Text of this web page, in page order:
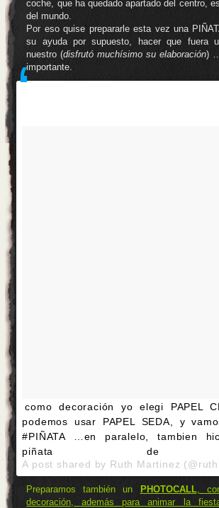
coche, que ha quedado apartado del centro,
del mundo.
Por eso quise prepararle esta vez una
su ayuda por supuesto, hacer que fuera
nuestro (disfrutó muchísimo su elaboración)
importante.
como decoración yo elegi PAPEL
podemos usar PAPEL SEDA, y
#PIÑATA …en paralelo, tambien
piñata de
A post shared by Ruth Martinez
Preparamos también un PHOTOCALL,
decoración, además para animar la